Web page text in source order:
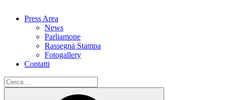
Press Area
News
Parliamone
Rassegna Stampa
Fotogallery
Contatti
Cerca: